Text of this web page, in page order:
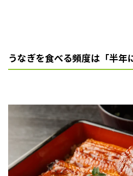
うなぎを食べる頻度は「半年